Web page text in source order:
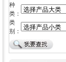
种
类：
类
别：